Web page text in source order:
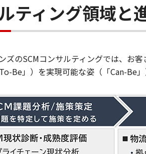
ティング領域と
ズのSCMコンサルティングでは、お
Be」）を実現可能な姿（「Can-Be